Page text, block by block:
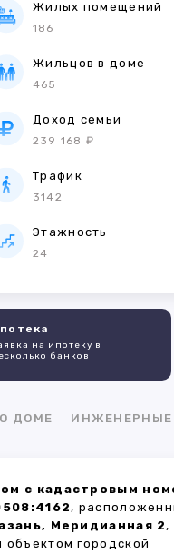
Жилых помещений
186
Жильцов в доме
465
Доход семьи
239 168 ₽
Трафик
3142
Этажность
24
на ипотеку в
банков
О ДОМЕ ИНЖЕНЕРНЫЕ
с кадастровым
,
Меридианная 2,
объектом городской